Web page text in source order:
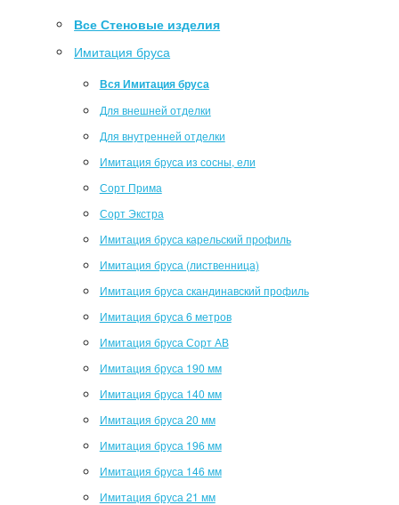
Все Стеновые изделия
Имитация бруса
Вся Имитация бруса
Для внешней отделки
Для внутренней отделки
Имитация бруса из сосны, ели
Сорт Прима
Сорт Экстра
Имитация бруса карельский профиль
Имитация бруса (лиственница)
Имитация бруса скандинавский профиль
Имитация бруса 6 метров
Имитация бруса Сорт АВ
Имитация бруса 190 мм
Имитация бруса 140 мм
Имитация бруса 20 мм
Имитация бруса 196 мм
Имитация бруса 146 мм
Имитация бруса 21 мм